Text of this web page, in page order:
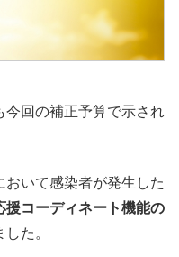
今回の補正予算で示され
いて感染者が発生した
援コーディネート機能の
した。